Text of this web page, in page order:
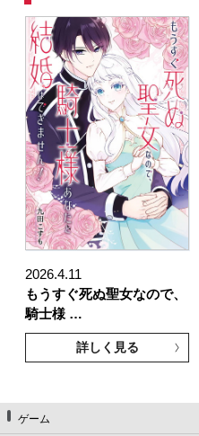
2026.4.11
もうすぐ死ぬ聖女なので、
騎士様 …
詳しく見る
ゲーム